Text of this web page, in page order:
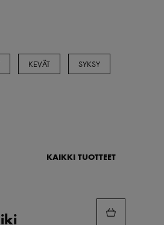
KEVÄT SYKSY
KAIKKI TUOTTEET